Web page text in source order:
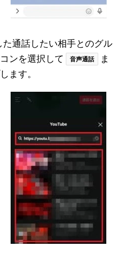
通話したい相手とのグル
ンを選択して 音声通話
ま
ます。